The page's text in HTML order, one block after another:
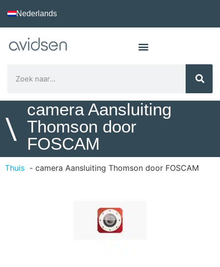
Nederlands
\
camera Aansluiting
Thomson door
FOSCAM
Thuis camera Aansluiting Thomson door FOSCAM